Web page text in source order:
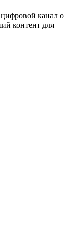
цифровой канал о
контент для